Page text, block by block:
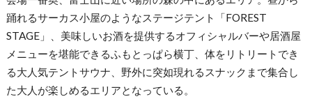
踊れるサーカス小屋のようなステージテント「FOREST
STAGE」、美味しいお酒を提供するオフィシャルバーや居酒屋
メニューを堪能できるふもとっぱら横丁、体をリトリートでき
る大人気テントサウナ、野外に突如現れるスナックまで集合し
た大人が楽しめるエリアとなっている。